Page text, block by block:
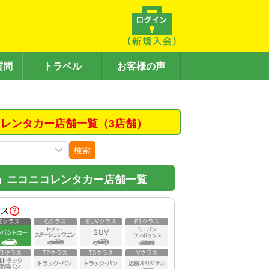
問 トラベル お客様の声
ンタカー店舗一覧（3店舗）
検索
ニコニコレンタカー店舗一覧